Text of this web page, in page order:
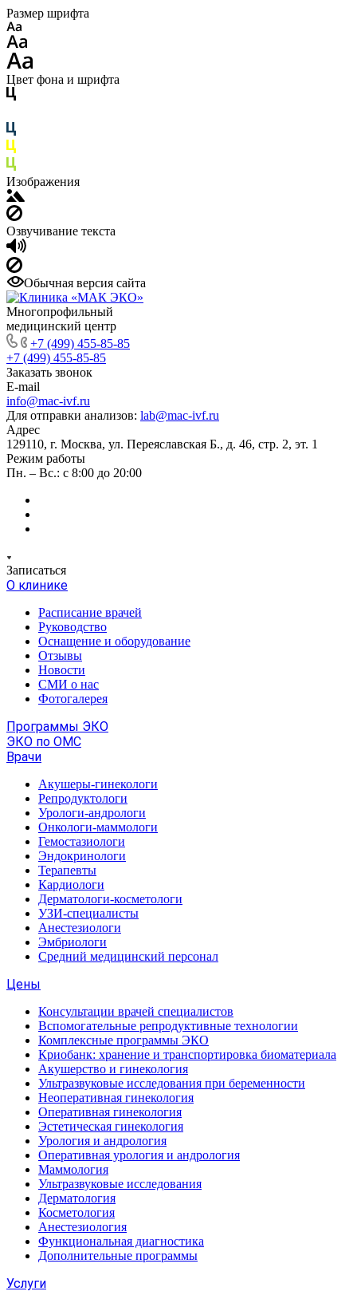
Размер шрифта
Цвет фона и шрифта
Изображения
Озвучивание текста
Обычная версия сайта
Многопрофильный
медицинский центр
+7 (499) 455-85-85
+7 (499) 455-85-85
Заказать звонок
E-mail
info@mac-ivf.ru
Для отправки анализов: lab@mac-ivf.ru
Адрес
129110, г. Москва, ул. Переяславская Б., д. 46, стр. 2, эт. 1
Режим работы
Пн. – Вс.: с 8:00 до 20:00
Записаться
О клинике
Расписание врачей
Руководство
Оснащение и оборудование
Отзывы
Новости
СМИ о нас
Фотогалерея
Программы ЭКО
ЭКО по ОМС
Врачи
Акушеры-гинекологи
Репродуктологи
Урологи-андрологи
Онкологи-маммологи
Гемостазиологи
Эндокринологи
Терапевты
Кардиологи
Дерматологи-косметологи
УЗИ-специалисты
Анестезиологи
Эмбриологи
Средний медицинский персонал
Цены
Консультации врачей специалистов
Вспомогательные репродуктивные технологии
Комплексные программы ЭКО
Криобанк: хранение и транспортировка биоматериала
Акушерство и гинекология
Ультразвуковые исследования при беременности
Неоперативная гинекология
Оперативная гинекология
Эстетическая гинекология
Урология и андрология
Оперативная урология и андрология
Маммология
Ультразвуковые исследования
Дерматология
Косметология
Анестезиология
Функциональная диагностика
Дополнительные программы
Услуги